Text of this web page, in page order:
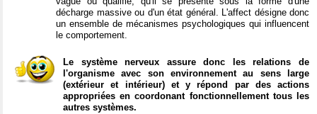
décharge massive ou d'un état général. L'affect désigne donc
un ensemble de mécanismes psychologiques qui influencent
le comportement.
Le système nerveux assure donc les relations de
l'organisme avec son environnement au sens large
(extérieur et intérieur) et y répond par des actions
appropriées en coordonant fonctionnellement tous les
autres systèmes.